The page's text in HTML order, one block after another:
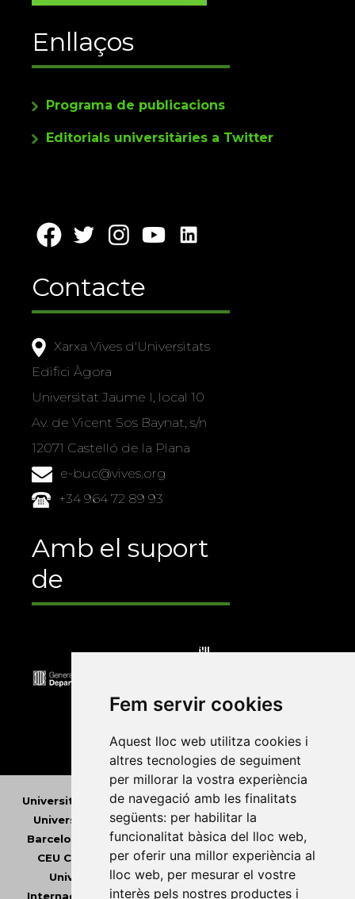
Fem servir cookies
Aquest lloc web utilitza cookies i
altres tecnologies de seguiment
per millorar la vostra experiència
de navegació amb les finalitats
següents: per habilitar la
funcionalitat bàsica del lloc web,
per oferir una millor experiència al
lloc web, per mesurar el vostre
interès pels nostres productes i
Enllaços
Programa de publicacions
Editorials universitàries a Twitter
Contacte
Xarxa Vives d'Universitats
Edifici Àgora
Universitat Jaume I, local 10
Av. de Vicent Sos Baynat, s/n
12071 Castelló de la Plana
e-buc@vives.org
+34 964 72 89 93
Amb el suport
de
Universitat Abat Oliba CEU•Universitat d'Alacant
Universitat d'Andorra•Universitat Autònoma de
Barcelona
Universitat de Barcelona•Universitat
CEU Cardenal Herrera•Universitat de Girona •
Universitat de les Illes Balears• Universitat
Internacional de Catalunya•Universitat Jaume I